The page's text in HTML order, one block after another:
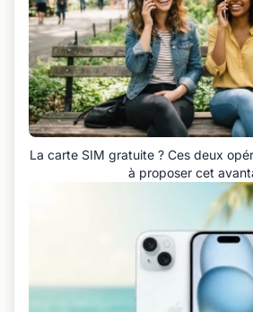
La carte SIM gratuite ? Ces deux
à proposer cet